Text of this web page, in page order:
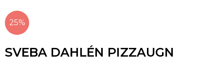
25%
SVEBA DAHLÉN PIZZAUGN